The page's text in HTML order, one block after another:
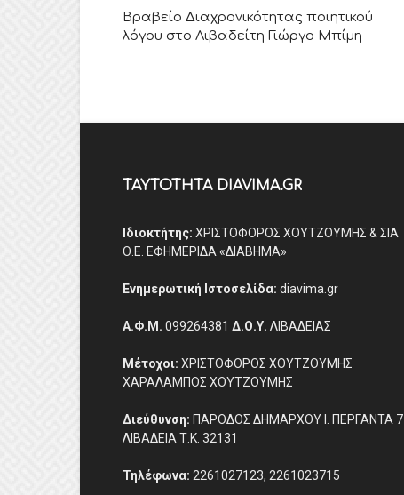
Βραβείο Διαχρονικότητας ποιητικού
λόγου στο Λιβαδείτη Γιώργο Μπίμη
ΤΑΥΤΟΤΗΤΑ DIAVIMA.GR
Ιδιοκτήτης: ΧΡΙΣΤΟΦΟΡΟΣ ΧΟΥΤΖΟΥΜΗΣ & ΣΙΑ
Ο.Ε. ΕΦΗΜΕΡΙΔΑ «ΔΙΑΒΗΜΑ»
Ενημερωτική Ιστοσελίδα: diavima.gr
Α.Φ.Μ. 099264381 Δ.Ο.Υ. ΛΙΒΑΔΕΙΑΣ
Μέτοχοι: ΧΡΙΣΤΟΦΟΡΟΣ ΧΟΥΤΖΟΥΜΗΣ
ΧΑΡΑΛΑΜΠΟΣ ΧΟΥΤΖΟΥΜΗΣ
Διεύθυνση: ΠΑΡΟΔΟΣ ΔΗΜΑΡΧΟΥ Ι. ΠΕΡΓΑΝΤΑ 7
ΛΙΒΑΔΕΙΑ Τ.Κ. 32131
Τηλέφωνα: 2261027123, 2261023715